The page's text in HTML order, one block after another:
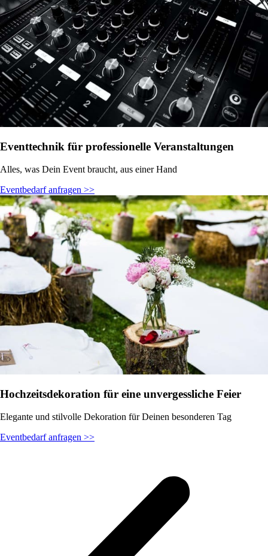
Eventtechnik für professionelle Veranstaltungen
Alles, was Dein Event braucht, aus einer Hand
Eventbedarf anfragen >>
Hochzeitsdekoration für eine unvergessliche Feier
Elegante und stilvolle Dekoration für Deinen besonderen Tag
Eventbedarf anfragen >>